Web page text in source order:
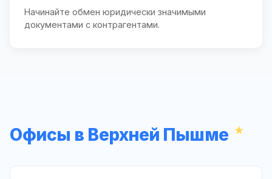
Начинайте обмен юридически значимыми
документами с контрагентами.
Офисы в Верхней Пышме